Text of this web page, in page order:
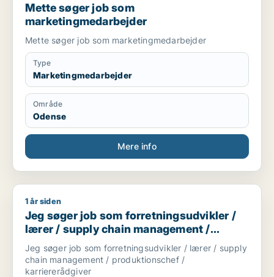
Mette søger job som
marketingmedarbejder
Mette søger job som marketingmedarbejder
Type
Marketingmedarbejder
Område
Odense
Mere info
Jeg søger job som forretningsudvikler / lærer / supply
1 år siden
Jeg søger job som forretningsudvikler /
lærer / supply chain management /
produktionschef / karriererådgiver
Jeg søger job som forretningsudvikler / lærer / supply
chain management / produktionschef /
karriererådgiver